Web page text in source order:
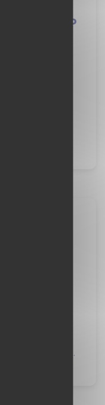
engins TP
LYON
du
une
de 50 000...